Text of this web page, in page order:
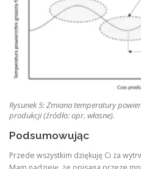
Rysunek 5: Zmiana temperatury
produkcji (źródło: opr. własne).
Podsumowując
Przede wszystkim dziękuję Ci za